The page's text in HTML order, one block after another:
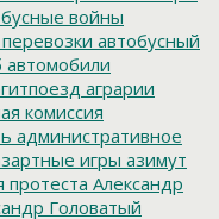
войны
автобусный
автомобили
аграрии
комиссия
административное
игры азимут
протеста Александр
Головатый